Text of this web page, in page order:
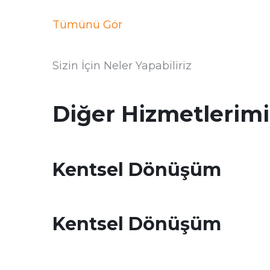
Tümünü Gör
Sizin İçin Neler Yapabiliriz
Diğer
Kentsel Dönüşüm
Kentsel Dönüşüm